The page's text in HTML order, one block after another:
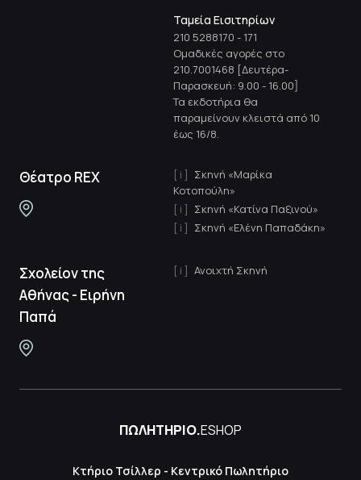
Ταμεία Εισιτηρίων
210 5288170 - 171
Ομαδικές αγορές στο
210.7001468 [Δευτέρα-
Παρασκευή: 9.00 - 16.00]
Τα εκδοτήρια θα
παραμείνουν κλειστά από 10
έως 16/8.
Θέατρο REX
Σκηνή «Μαρίκα
Κοτοπούλη»
Σκηνή «Κατίνα Παξινού»
Σκηνή «Ελένη Παπαδάκη»
Σχολείον της
Αθήνας - Ειρήνη
Παπά
Ανοιχτή Σκηνή
ΠΩΛΗΤΗΡΙΟ.ESHOP
Κτήριο Τσίλλερ - Κεντρικό Πωλητήριο